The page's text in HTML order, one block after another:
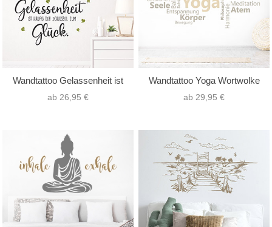
Wandtattoo Gelassenheit ist
ab 26,95 €
Wandtattoo Yoga Wortwolke
ab 29,95 €